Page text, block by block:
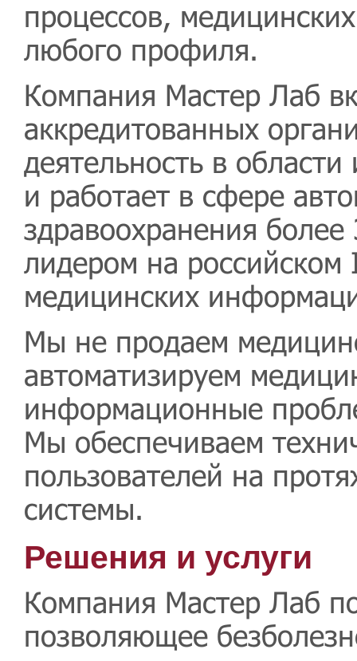
процессов,
любого профиля.
Компания Мастер Лаб
аккредитованных
деятельность в
и работает в сфере
здравоохранения
лидером на российском
медицинских
Мы не продаем
автоматизируем
информационные
Мы обеспечиваем
пользователей на
системы.
Решения и услуги
Компания Мастер Лаб
позволяющее